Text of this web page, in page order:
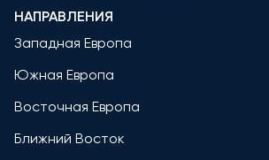
НАПРАВЛЕНИЯ
Западная Европа
Южная Европа
Восточная Европа
Ближний Восток